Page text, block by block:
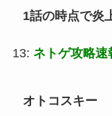
1話の時点で炎
13: ネトゲ攻略速
オトコスキー